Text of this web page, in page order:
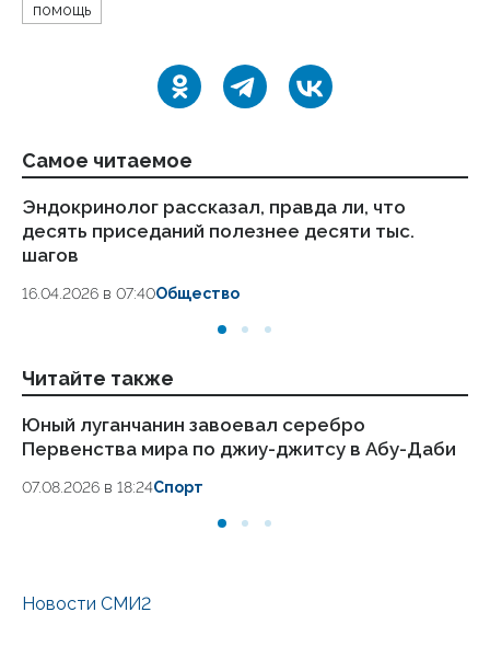
помощь
Самое читаемое
Эндокринолог рассказал, правда ли, что
десять приседаний полезнее десяти тыс.
шагов
16.04.2026 в 07:40Общество
Читайте также
Юный луганчанин завоевал серебро
Первенства мира по джиу-джитсу в Абу-Даби
07.08.2026 в 18:24Спорт
Новости СМИ2